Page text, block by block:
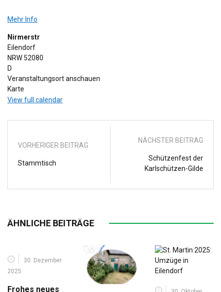
Mehr Info
Nirmerstr
Eilendorf
NRW 52080
D
Veranstaltungsort anschauen
Karte
View full calendar
VORHERIGER BEITRAG
Stammtisch
NÄCHSTER BEITRAG
Schützenfest der
Karlschützen-Gilde
ÄHNLICHE BEITRÄGE
30. Dezember
2025
Frohes neues